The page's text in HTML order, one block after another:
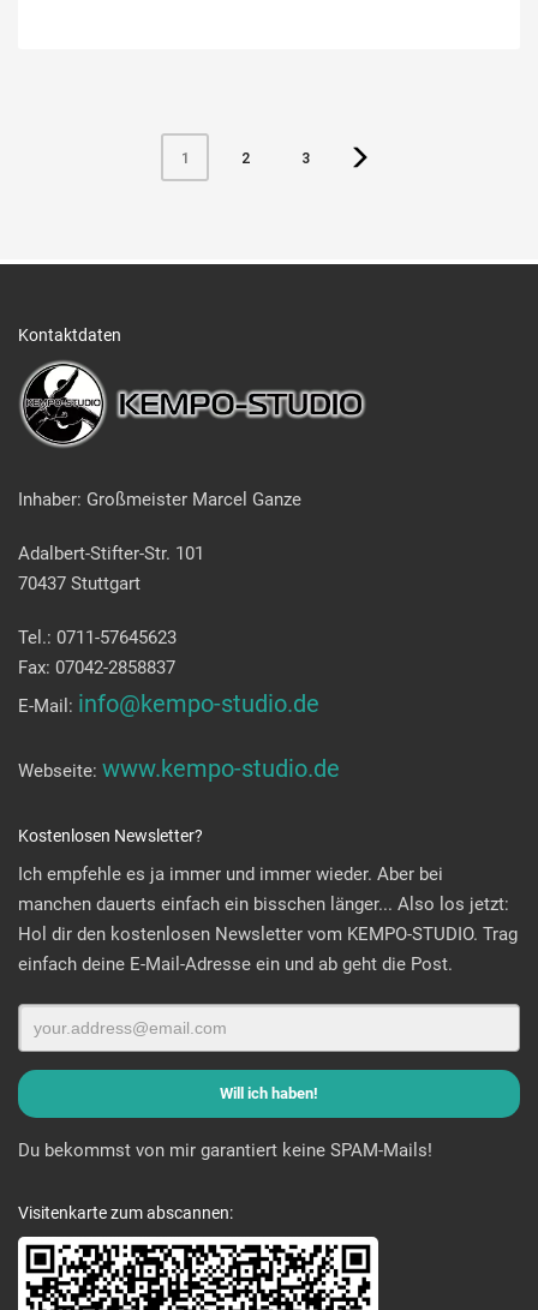
1 2 3
Kontaktdaten
Inhaber: Großmeister Marcel Ganze
Adalbert-Stifter-Str. 101
70437 Stuttgart
Tel.: 0711-57645623
Fax: 07042-2858837
E-Mail: info@kempo-studio.de
Webseite: www.kempo-studio.de
Kostenlosen Newsletter?
Ich empfehle es ja immer und immer wieder. Aber bei
manchen dauerts einfach ein bisschen länger... Also los jetzt:
Hol dir den kostenlosen Newsletter vom KEMPO-STUDIO. Trag
einfach deine E-Mail-Adresse ein und ab geht die Post.
Du bekommst von mir garantiert keine SPAM-Mails!
Visitenkarte zum abscannen: